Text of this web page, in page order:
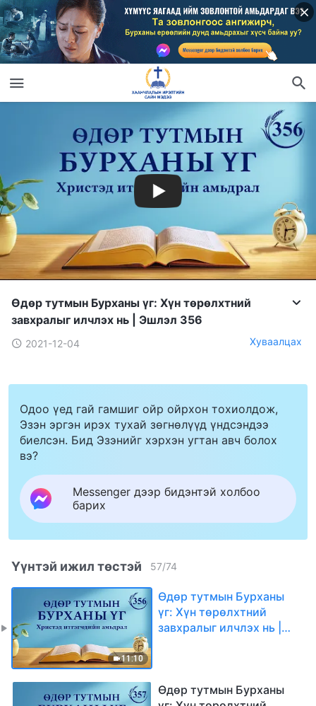
Өдөр тутмын Бурханы үг: Хүн төрөлхтний
завхралыг илчлэх нь | Эшлэл 356
2021-12-04 Хуваалцах
Одоо үед гай гамшиг ойр ойрхон тохиолдож,
Эзэн эргэн ирэх тухай зөгнөлүүд үндсэндээ
биелсэн. Бид Эзэнийг хэрхэн угтан авч болох
вэ?
Messenger дээр бидэнтэй холбоо
барих
Үүнтэй ижил төстэй 57/74
11:10
Өдөр тутмын Бурханы
үг: Хүн төрөлхтний
завхралыг илчлэх нь |
Өдөр тутмын Бурханы